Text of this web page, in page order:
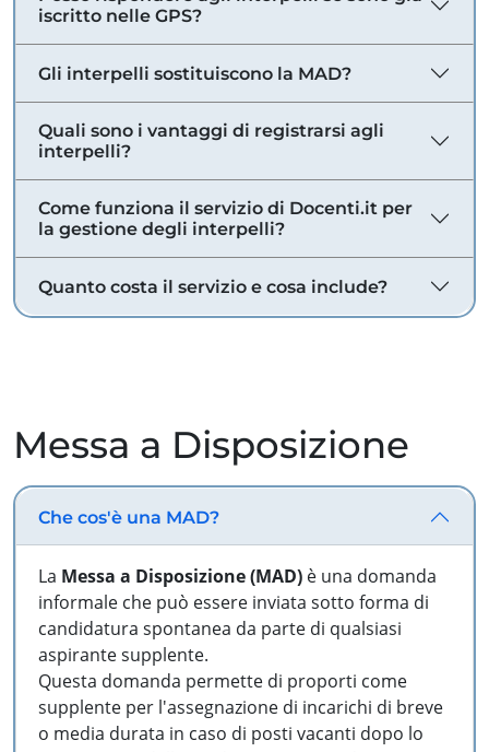
iscritto nelle GPS?
Gli interpelli sostituiscono la MAD?
Quali sono i vantaggi di registrarsi agli
interpelli?
Come funziona il servizio di Docenti.it per
la gestione degli interpelli?
Quanto costa il servizio e cosa include?
Messa a Disposizione
Che cos'è una MAD?
La Messa a Disposizione (MAD) è una domanda
informale che può essere inviata sotto forma di
candidatura spontanea da parte di qualsiasi
aspirante supplente.
Questa domanda permette di proporti come
supplente per l'assegnazione di incarichi di breve
o media durata in caso di posti vacanti dopo lo